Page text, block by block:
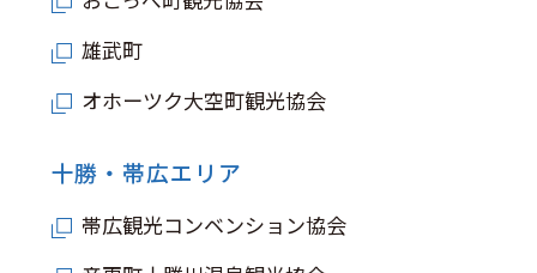
雄武町
オホーツク大空町観光協会
十勝・帯広エリア
帯広観光コンベンション協会